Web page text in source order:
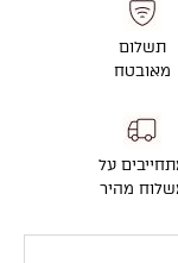
תשלום
מאובטח
על
מהיר